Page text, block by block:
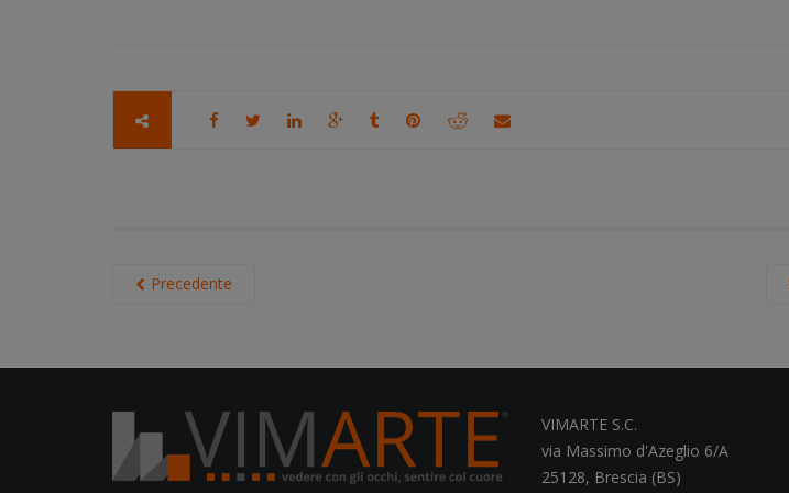
Precedente
VIMARTE S.C.
via Massimo d'Azeglio 6/A
25128, Brescia (BS)